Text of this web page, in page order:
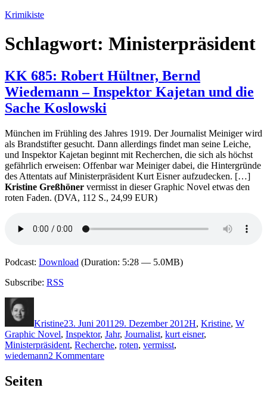
Zum
springen
Krimikiste
Schlagwort: Ministerpräsident
KK 685: Robert Hültner, Bernd
Wiedemann – Inspektor Kajetan und die
Sache Koslowski
München im Frühling des Jahres 1919. Der Journalist Meiniger wird
als Brandstifter gesucht. Dann allerdings findet man seine Leiche,
und Inspektor Kajetan beginnt mit Recherchen, die sich als höchst
gefährlich erweisen: Offenbar war Meiniger dabei, die Hintergründe
des Attentats auf Ministerpräsident Kurt Eisner aufzudecken. […]
Kristine Greßhöner vermisst in dieser Graphic Novel etwas den
roten Faden. (DVA, 112 S., 24,99 EUR)
Podcast: Download (Duration: 5:28 — 5.0MB)
Subscribe: RSS
Kristine23. Juni 2011 29. Dezember 2012H, Kristine, W
Graphic Novel, Inspektor, Jahr, Journalist, kurt eisner,
Ministerpräsident, Recherche, roten, vermisst,
wiedemann2 Kommentarezu
Seiten